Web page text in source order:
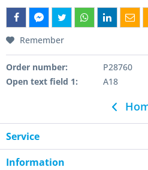
Remember
Order number:
P28760
Open text field 1:
A18
Service
Information